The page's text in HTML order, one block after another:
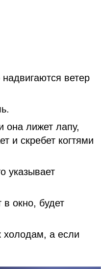
ветер
она лижет лапу,
и скребет когтями
указывает
окно, будет
холодам, а если